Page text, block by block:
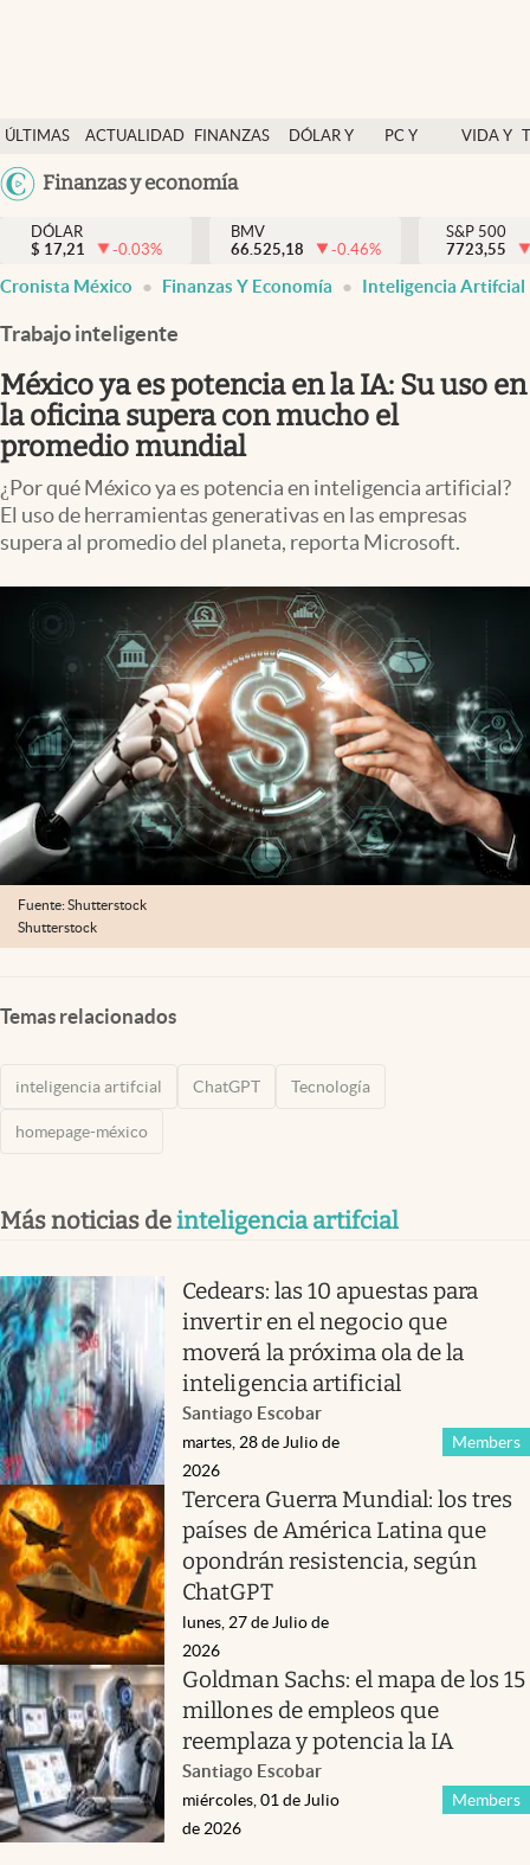
ÚLTIMAS
NOTICIAS
ACTUALIDAD
FINANZAS
DÓLAR Y
PC Y
VIDA Y
México
USA
Finanzas y economía
Actualidad
Finanzas y economía
Dólar y mercados
Pc y celular
Vida y estilo
Tv
Clima
Espiritualidad
abre en nueva pestaña
México
DÓLAR
$ 17,21 -0.03%
BMV
66.525,18
-0.46%
S&P 500
7723,55
Cronista México Finanzas Y Economía Inteligencia Artifcial
Trabajo inteligente
México ya es potencia en la IA: Su uso en
la oficina supera con mucho el
promedio mundial
¿Por qué México ya es potencia en inteligencia artificial?
El uso de herramientas generativas en las empresas
supera al promedio del planeta, reporta Microsoft.
Fuente: Shutterstock
Shutterstock
Temas relacionados
inteligencia artifcial ChatGPT Tecnología
homepage-méxico
Más noticias deinteligencia artifcial
Cedears: las 10 apuestas para
invertir en el negocio que
moverá la próxima ola de la
inteligencia artificial
Santiago Escobar
Members
martes, 28 de Julio de
2026
Tercera Guerra Mundial: los tres
países de América Latina que
opondrán resistencia, según
ChatGPT
lunes, 27 de Julio de
2026
Goldman Sachs: el mapa de los 15
millones de empleos que
reemplaza y potencia la IA
Santiago Escobar
Members
miércoles, 01 de Julio
de 2026